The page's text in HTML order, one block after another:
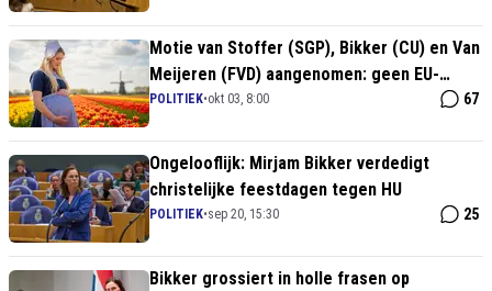
Motie van Stoffer (SGP), Bikker (CU) en Van
Meijeren (FVD) aangenomen: geen EU-
mensenrecht voor abortus
POLITIEK•okt 03, 8:00 67
Ongelooflijk: Mirjam Bikker verdedigt
christelijke feestdagen tegen HU
POLITIEK•sep 20, 15:30 25
Bikker grossiert in holle frasen op